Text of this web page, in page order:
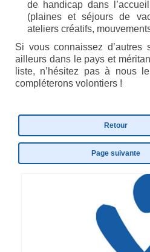
Quand il n’y a pas de
Parentalité et handicap
Quand nous ne serons
Les formalités
Trouver de l’aide
Eduquer notre enfant
Défendre ses droits
Veiller à sa santé
Lui trouver des
de handicap dans
(plaines et séjours de
ateliers créatifs,
Si vous connaissez d’autres
ailleurs dans le pays et
liste, n’hésitez pas à nous
compléterons volontiers !
Retour
Page suivante